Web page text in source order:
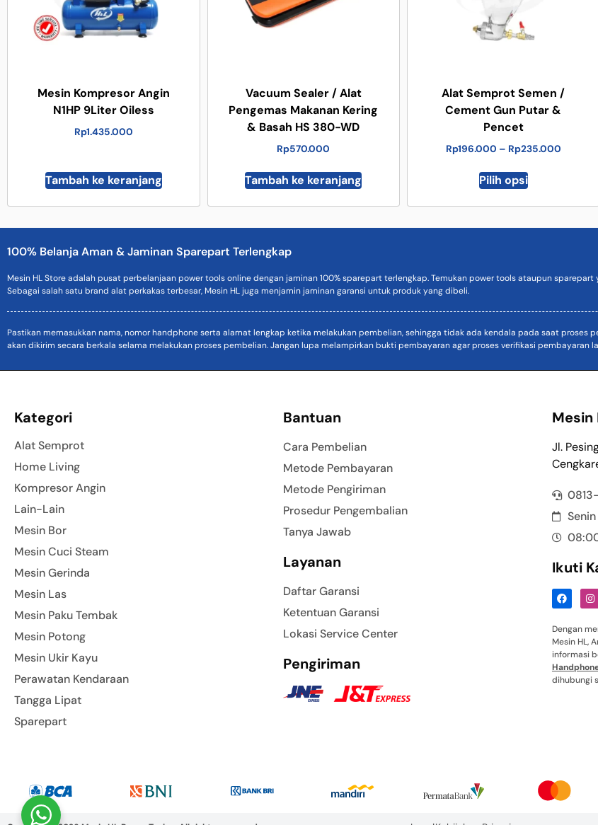
Mesin Kompresor Angin
N1HP 9Liter Oiless
Rp1.435.000
Tambah ke keranjang
Vacuum Sealer / Alat
Pengemas Makanan Kering
& Basah HS 380-WD
Rp570.000
Tambah ke keranjang
Alat Semprot Semen /
Cement Gun Putar &
Pencet
Rp196.000 – Rp235.000
Pilih opsi
100% Belanja Aman & Jaminan Sparepart Terlengkap
Mesin HL Store adalah pusat perbelanjaan power tools online dengan jaminan 100% sparepart terlengkap. Temukan power tools ataupun
Sebagai salah satu brand alat perkakas terbesar, Mesin HL juga menjamin jaminan garansi untuk produk yang dibeli.
Pastikan memasukkan nama, nomor handphone serta alamat lengkap ketika melakukan pembelian, sehingga tidak ada kendala pada saat proses
akan dikirim secara berkala selama melakukan proses pembelian. Jangan lupa melampirkan bukti pembayaran agar proses verifikasi pembayaran
Kategori
Alat Semprot
Home Living
Kompresor Angin
Lain-Lain
Mesin Bor
Mesin Cuci Steam
Mesin Gerinda
Mesin Las
Mesin Paku Tembak
Mesin Potong
Mesin Ukir Kayu
Perawatan Kendaraan
Tangga Lipat
Sparepart
Bantuan
Cara Pembelian
Metode Pembayaran
Metode Pengiriman
Prosedur Pengembalian
Tanya Jawab
Layanan
Daftar Garansi
Ketentuan Garansi
Lokasi Service Center
Pengiriman
Mesin
Jl.
Ikuti
Dengan
Mesin HL,
informasi
dihubungi